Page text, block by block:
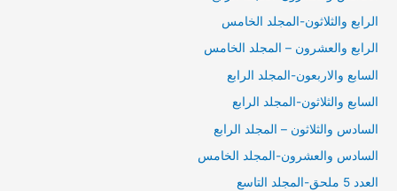
الرابع والثلاثون-المجلد الخامس
الرابع والعشرون – المجلد الخامس
السابع والاربعون-المجلد الرابع
السابع والثلاثون-المجلد الرابع
السادس والثلاثون – المجلد الرابع
السادس والعشرون-المجلد الخامس
العدد 5 ملحق-المجلد التاسع